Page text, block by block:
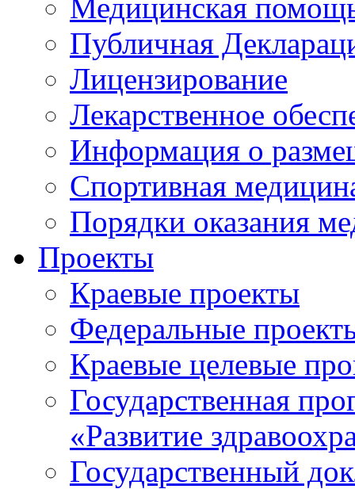
Медицинская
Публичная
Лицензирование
Лекарственное
Информация о
Спортивная
Порядки оказания
Проекты
Краевые проекты
Федеральные
Краевые целевые
Государственная
«Развитие
Государственный